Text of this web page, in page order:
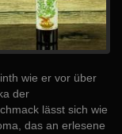
wie er vor über
der
lässt sich wie
das an erlesene